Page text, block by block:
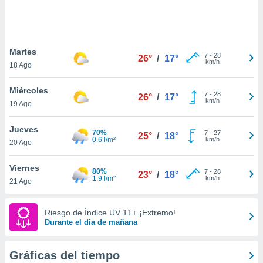
únicos
similares
como
sitio
de
posible
traten tus
en
interés
Para
su
Martes
18 Ago
26° / 17° 7- 28
km/h
Miércoles
19 Ago
26° / 17° 7- 28
km/h
Jueves
20 Ago
70%
0.6 l/m²
25° / 18° 7- 27
km/h
Viernes
21 Ago
80%
1.9 l/m²
23° / 18° 7- 28
km/h
Riesgo de Índice UV 11+ ¡Extremo!
Durante el dia de mañana
Gráficas del tiempo